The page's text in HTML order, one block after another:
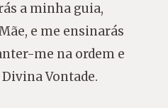
a minha guia,
e me ensinarás
me na ordem e
Vontade.